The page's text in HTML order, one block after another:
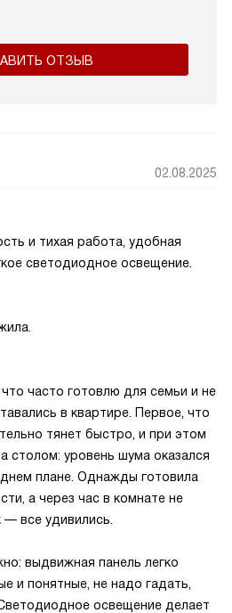
ОТЗЫВ
02.08.2025
и тихая работа, удобная
светодиодное освещение.
часто готовлю для семьи и не
в квартире. Первое, что
тянет быстро, и при этом
столом: уровень шума оказался
плане. Однажды готовила
а через час в комнате не
все удивились.
выдвижная панель легко
и понятные, не надо гадать,
освещение делает